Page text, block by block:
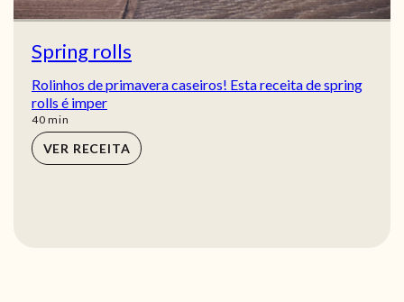
Spring rolls
Rolinhos de primavera caseiros! Esta receita de spring
rolls é imper
40min
min
VER RECEITA